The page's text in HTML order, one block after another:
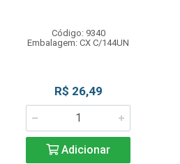
Código: 9340
Embalagem: CX C/144UN
R$ 26,49
Adicionar